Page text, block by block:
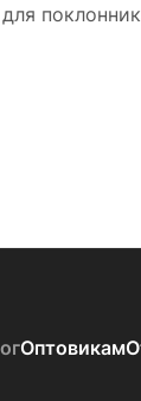
Оптовикам